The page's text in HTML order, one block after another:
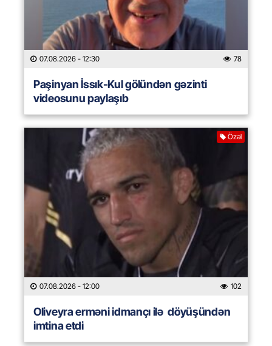
07.08.2026 - 12:30 78
Paşinyan İssık-Kul gölündən gəzinti
videosunu paylaşıb
Özəl
07.08.2026 - 12:00 102
Oliveyra erməni idmançı ilə döyüşündən
imtina etdi